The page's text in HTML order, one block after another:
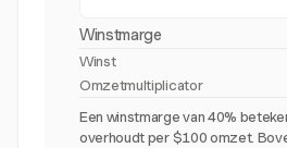
Winstmarge
Winst
Omzetmultiplicator
Een winstmarge van 40%
overhoudt per $100 omzet.